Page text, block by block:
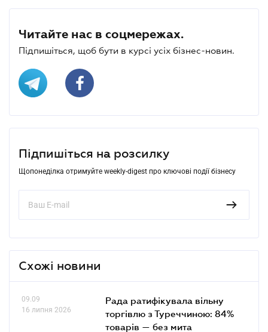
Читайте нас в соцмережах.
Підпишіться, щоб бути в курсі усіх бізнес-новин.
Підпишіться на розсилку
Щопонеділка отримуйте weekly-digest про ключові події бізнесу
Схожі новини
09.09
16 липня 2026
Рада ратифікувала вільну
торгівлю з Туреччиною: 84%
товарів — без мита